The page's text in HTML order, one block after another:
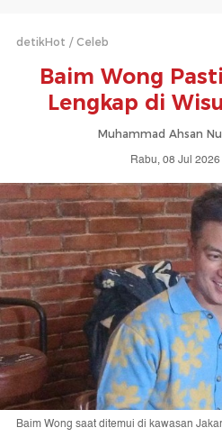
detikHot Celeb
Baim Wong
Lengkap di
Muhammad Ahsan
Rabu, 08 Jul
Baim Wong saat ditemui di kawasan